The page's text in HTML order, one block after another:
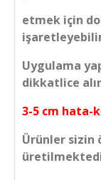
etmek için
Uygulama
dikkatlice
3-5 cm hata-
Ürünler sizin